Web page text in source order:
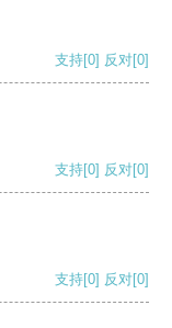
支持[0] 反对[0]
支持[0] 反对[0]
支持[0] 反对[0]